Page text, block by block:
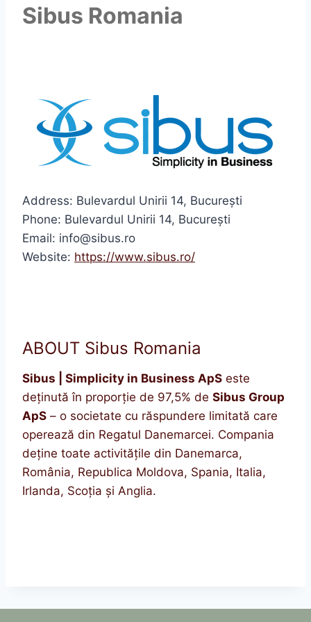
Sibus Romania
Address: Bulevardul Unirii 14, București
Phone: Bulevardul Unirii 14, București
Email: info@sibus.ro
Website: https://www.sibus.ro/
ABOUT Sibus Romania
Sibus | Simplicity in Business ApS este
deținută în proporție de 97,5% de Sibus Group
ApS – o societate cu răspundere limitată care
operează din Regatul Danemarcei. Compania
deține toate activitățile din Danemarca,
România, Republica Moldova, Spania, Italia,
Irlanda, Scoția și Anglia.